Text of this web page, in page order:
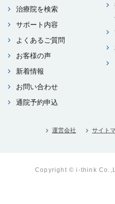
治療院を検索
サポート内容
よくあるご質問
お客様の声
新着情報
お問い合わせ
通院予約申込
運営会社 サイト
Copyright © i-think